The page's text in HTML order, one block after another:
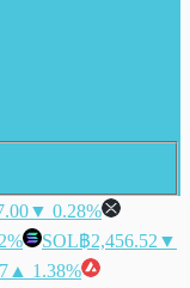
▼ 0.28%
SOL฿2,456.52 ▼
▲ 1.38%